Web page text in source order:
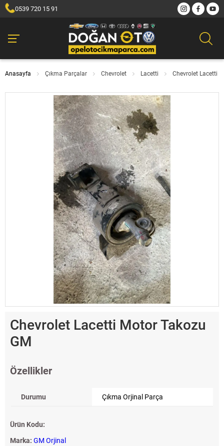
0539 720 15 91
Anasayfa Çıkma Parçalar Chevrolet Lacetti Chevrolet Lacetti
Chevrolet Lacetti Motor Takozu
GM
Özellikler
Durumu Çıkma Orjinal Parça
Ürün Kodu:
Marka: GM Orjinal